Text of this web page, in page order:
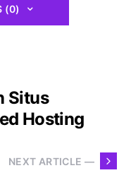
(0)
Situs
Hosting
NEXT ARTICLE —